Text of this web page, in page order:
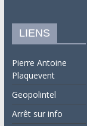
LIENS
Pierre Antoine
Plaquevent
Geopolintel
Arrêt sur info